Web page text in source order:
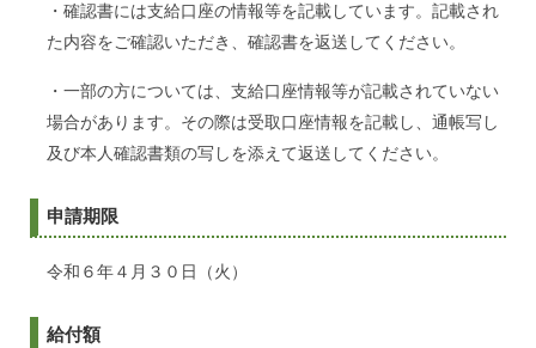
・確認書には支給口座の情報等を記載しています。記載され
た内容をご確認いただき、確認書を返送してください。
・一部の方については、支給口座情報等が記載されていない
場合があります。その際は受取口座情報を記載し、通帳写し
及び本人確認書類の写しを添えて返送してください。
申請期限
令和６年４月３０日（火）
給付額